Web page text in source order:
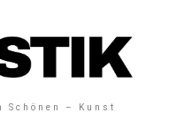
Schönen – Kunst